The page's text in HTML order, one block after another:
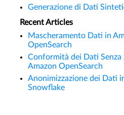
Generazione di Dati
Recent Articles
Mascheramento Dati in
OpenSearch
Conformità dei Dati Senza
Amazon OpenSearch
Anonimizzazione dei Dati
Snowflake